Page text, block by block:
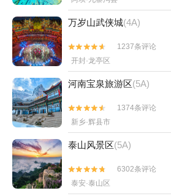
万岁山武侠城(4A)


1237条评论
开封·龙亭区
河南宝泉旅游区(5A)


1374条评论
新乡·辉县市
泰山风景区(5A)


6302条评论
泰安·泰山区